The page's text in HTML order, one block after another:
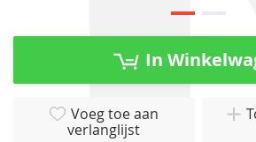
Ga
In
Voeg toe aan
verlanglijst